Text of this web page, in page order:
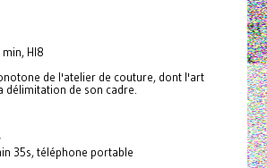
HI8
de l'atelier de couture, dont l'art
délimitation de son cadre.
35s, téléphone portable